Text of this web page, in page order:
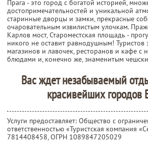
Прага - это город с богатой историей,
достопримечательностей и уникальной
старинные дворцы и замки, прекрасные
очаровательным извилистым улочкам.
Карлов мост, Староместская площадь -
никого не оставит равнодушным! Туристов
магазинов и лавочек, ресторанов и кафе с
блюдами и, конечно же, знаменитым
Вас ждет незабываемый
красивейших городов
Услуги предоставляет: Общество с
ответственностью «Туристская компания
7814408458, ОГРН 1089847205029